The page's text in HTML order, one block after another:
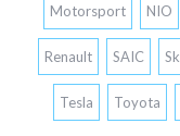
Motorsport NIO
Renault SAIC
Tesla Toyota